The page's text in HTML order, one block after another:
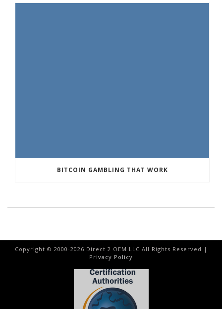
BITCOIN GAMBLING THAT WORK
Copyright © 2000-2026 Direct 2 OEM LLC All Rights Reserved |
Privacy Policy